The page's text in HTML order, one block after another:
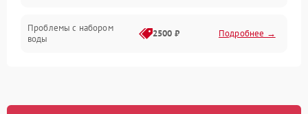
Проблемы с набором
воды
2500 ₽ Подробнее →
Замена платы управления 2200 ₽ Подробнее →